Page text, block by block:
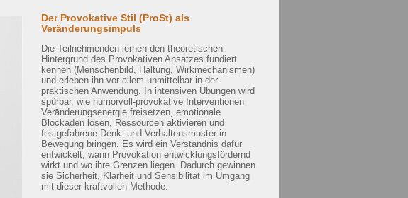
Der Provokative Stil (ProSt) als
Veränderungsimpuls
Die Teilnehmenden lernen den theoretischen
Hintergrund des Provokativen Ansatzes fundiert
kennen (Menschenbild, Haltung, Wirkmechanismen)
und erleben ihn vor allem unmittelbar in der
praktischen Anwendung. In intensiven Übungen wird
spürbar, wie humorvoll-provokative Interventionen
Veränderungsenergie freisetzen, emotionale
Blockaden lösen, Ressourcen aktivieren und
festgefahrene Denk- und Verhaltensmuster in
Bewegung bringen. Es wird ein Verständnis dafür
entwickelt, wann Provokation entwicklungsfördernd
wirkt und wo ihre Grenzen liegen. Dadurch gewinnen
sie Sicherheit, Klarheit und Sensibilität im Umgang
mit dieser kraftvollen Methode.